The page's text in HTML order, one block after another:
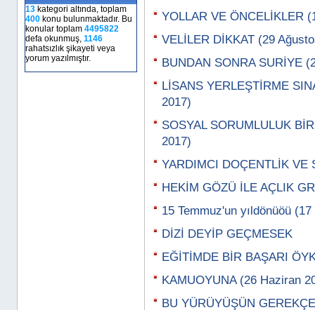
13 kategori altında, toplam
400 konu bulunmaktadır. Bu
konular toplam 4495822
defa okunmuş, 1146
rahatsızlık şikayeti veya
yorum yazılmıştır.
YOLLAR VE ÖNCELİKLER
VELİLER DİKKAT (29
BUNDAN SONRA SURİYE
LİSANS YERLEŞTİRME
2017)
SOSYAL SORUMLULUK
2017)
YARDIMCI DOÇENTLİK VE
HEKİM GÖZÜ İLE AÇLIK
15 Temmuz'un yıldönüöü
DİZİ DEYİP GEÇMESEK
EĞİTİMDE BİR BAŞARI
KAMUOYUNA (26 Haziran
BU YÜRÜYÜŞÜN